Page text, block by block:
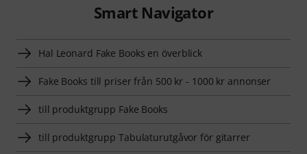
Smart Navigator
Hal Leonard Fake Books en överblick
Fake Books till priser från 500 kr - 1000 kr annonser
till produktgrupp Fake Books
till produktgrupp Tabulaturutgåvor för gitarrer